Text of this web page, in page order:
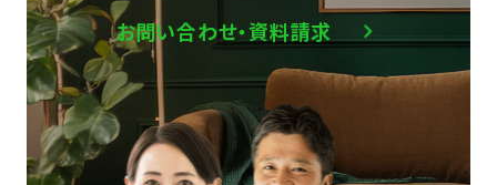
お問い合わせ・資料請求